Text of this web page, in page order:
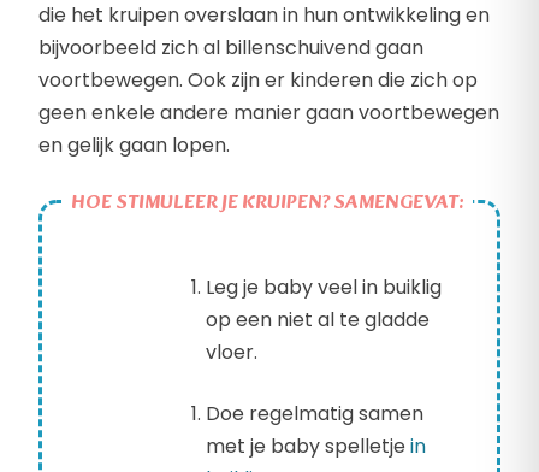
die het kruipen overslaan in hun ontwikkeling en
bijvoorbeeld zich al billenschuivend gaan
voortbewegen. Ook zijn er kinderen die zich op
geen enkele andere manier gaan voortbewegen
en gelijk gaan lopen.
HOE STIMULEER JE KRUIPEN? SAMENGEVAT:
Leg je baby veel in buiklig
op een niet al te gladde
vloer.
Doe regelmatig samen
met je baby spelletje in